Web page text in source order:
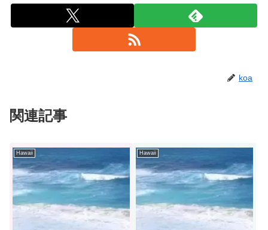
koa
関連記事
Hawaii Hawaii